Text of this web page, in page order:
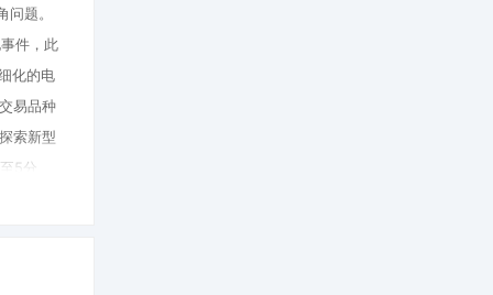
题。
件，此
化的电
易品种
索新型
5分